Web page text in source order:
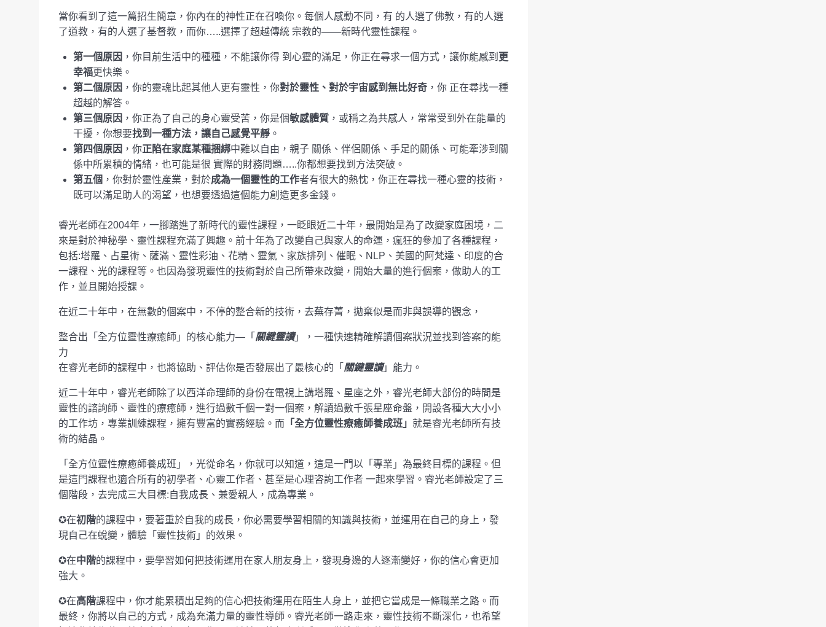
當你看到了這一篇招生簡章，你內在的神性正在召喚你。每個人感動不同，有 的人選了佛教，有的人選
了道教，有的人選了基督教，而你…..選擇了超越傳統 宗教的——新時代靈性課程。
第一個原因 ，你目前生活中的種種，不能讓你得 到心靈的滿足，你正在尋求一個方式，讓你能感到 更
幸福更快樂。
第二個原因 ，你的靈魂比起其他人更有靈性，你對於靈性、對於宇宙感到無比好奇 ，你 正在尋找一種
超越的解答。
第三個原因 ，你正為了自己的身心靈受苦，你是個敏感體質 ，或稱之為共感人，常常受到外在能量的
干擾，你想要找到一種方法，讓自己感覺平靜 。
第四個原因 ，你正陷在家庭某種捆綁中難以自由，親子 關係、伴侶關係、手足的關係、可能牽涉到關
係中所累積的情緒，也可能是很 實際的財務問題…..你都想要找到方法突破。
第五個 ，你對於靈性產業，對於成為一個靈性的工作者有很大的熱忱，你正在尋找一種心靈的技術，
既可以滿足助人的渴望，也想要透過這個能力創造更多金錢。
睿光老師在2004年，一腳踏進了新時代的靈性課程，一眨眼近二十年，最開始是為了改變家庭困境，二
來是對於神秘學、靈性課程充滿了興趣。前十年為了改變自己與家人的命運，瘋狂的參加了各種課程，
包括:塔羅、占星術、薩滿、靈性彩油、花精、靈氣、家族排列、催眠、NLP、美國的阿梵達、印度的合
一課程、光的課程等。也因為發現靈性的技術對於自己所帶來改變，開始大量的進行個案，做助人的工
作，並且開始授課。
在近二十年中，在無數的個案中，不停的整合新的技術，去蕪存菁，拋棄似是而非與誤導的觀念，
整合出「全方位靈性療癒師」的核心能力—「 關鍵靈讀」，一種快速精確解讀個案狀況並找到答案的能
力
在睿光老師的課程中，也將協助、評估你是否發展出了最核心的「 關鍵靈讀」能力。
近二十年中，睿光老師除了以西洋命理師的身份在電視上講塔羅、星座之外，睿光老師大部份的時間是
靈性的諮詢師、靈性的療癒師，進行過數千個一對一個案，解讀過數千張星座命盤，開設各種大大小小
的工作坊，專業訓練課程，擁有豐富的實務經驗。而 「全方位靈性療癒師養成班」 就是睿光老師所有技
術的結晶。
「全方位靈性療癒師養成班」，光從命名，你就可以知道，這是一門以「專業」為最終目標的課程。但
是這門課程也適合所有的初學者、心靈工作者、甚至是心理咨詢工作者 一起來學習。睿光老師設定了三
個階段，去完成三大目標:自我成長、兼愛親人，成為專業。
✪在初階的課程中，要著重於自我的成長，你必需要學習相關的知識與技術，並運用在自己的身上，發
現自己在蛻變，體驗「靈性技術」的效果。
✪在中階的課程中，要學習如何把技術運用在家人朋友身上，發現身邊的人逐漸變好，你的信心會更加
強大。
✪在高階課程中，你才能累積出足夠的信心把技術運用在陌生人身上，並把它當成是一條職業之路。而
最終，你將以自己的方式，成為充滿力量的靈性導師。睿光老師一路走來，靈性技術不斷深化，也希望